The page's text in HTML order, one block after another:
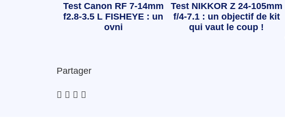
Test Canon RF 7-14mm
f2.8-3.5 L FISHEYE : un
ovni
Test NIKKOR Z 24-105mm
f/4-7.1 : un objectif de kit
qui vaut le coup !
Partager